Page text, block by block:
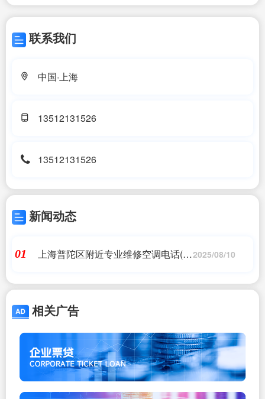
联系我们
中国·上海
13512131526
13512131526
新闻动态
01
上海普陀区附近专业维修空调电话(上
普陀空调维修/)24小时维修电话
2025/08/10
相关广告